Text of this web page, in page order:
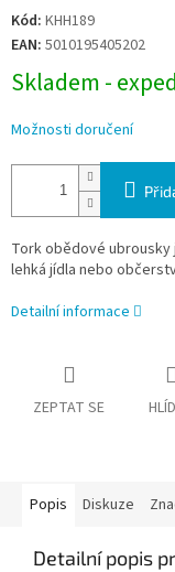
Měrná
cena:
Kód: KHH189
EAN: 5010195405202
Skladem -
Možnosti doručení
Tork obědové
lehká jídla nebo
Detailní informace
ZEPTAT SE
Popis Diskuze
Detailní popis